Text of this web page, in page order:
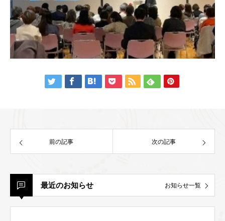
前の記事 次の記事
最近のお知らせ お知らせ一覧